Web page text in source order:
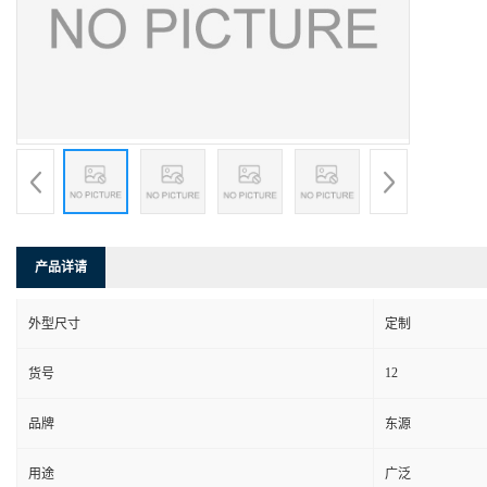
产品详请
外型尺寸 定制
货号 12
品牌 东源
用途 广泛